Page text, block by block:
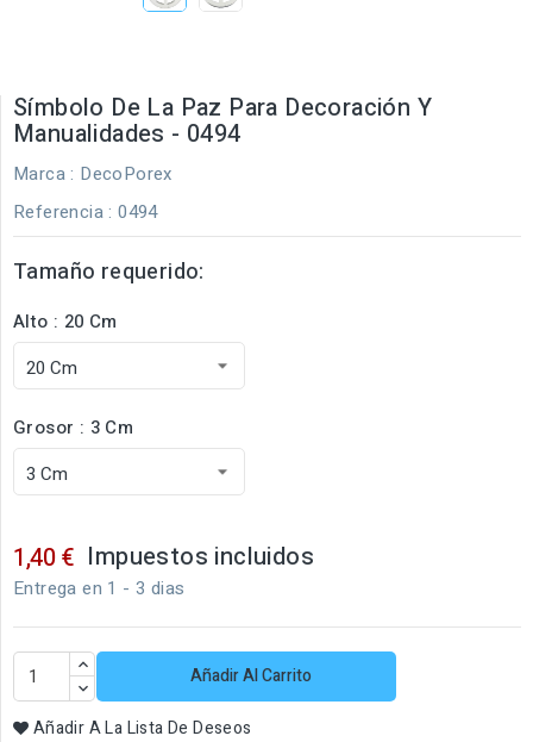
Símbolo De La Paz Para Decoración Y
Manualidades - 0494
Marca : DecoPorex
Referencia : 0494
Tamaño requerido:
Alto : 20 Cm
Grosor : 3 Cm
1,40 € Impuestos incluidos
Entrega en 1 - 3 dias
Añadir Al Carrito
Añadir A La Lista De Deseos